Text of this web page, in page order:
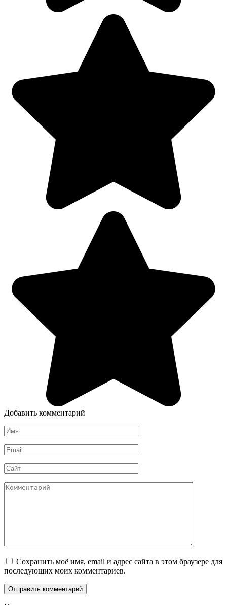
Добавить комментарий
Имя
*
Email
*
Сайт
Комментарий
Сохранить моё имя, email и адрес сайта в этом браузере для
последующих моих комментариев.